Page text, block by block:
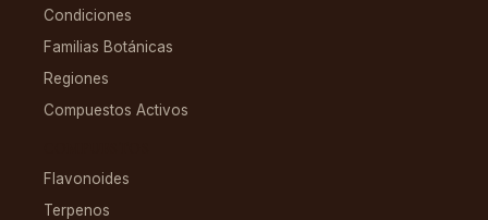
Condiciones
Familias Botánicas
Regiones
Compuestos Activos
Flavonoides
Terpenos